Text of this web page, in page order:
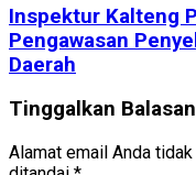
Inspektur Kalteng
Pengawasan
Daerah
Tinggalkan Balasan
Alamat email Anda